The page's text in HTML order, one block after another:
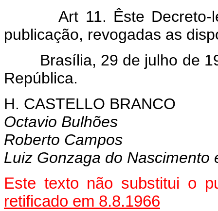
Art 11. Êste
publicação, revogadas as
Brasília, 29 de julho de
República.
H. CASTELLO BRANCO
Octavio Bulhões
Roberto Campos
Luiz Gonzaga do Nascimento
Este texto não substitui o
retificado em 8.8.1966